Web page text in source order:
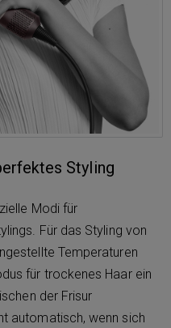
Styling
Modi für
Für das Styling von
Temperaturen
für trockenes Haar ein
der Frisur
automatisch, wenn sich